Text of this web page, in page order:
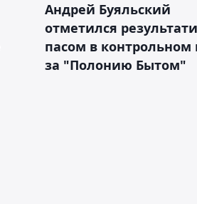
Андрей Буяльский
отметился
пасом в контрольном
за "Полонию Бытом"